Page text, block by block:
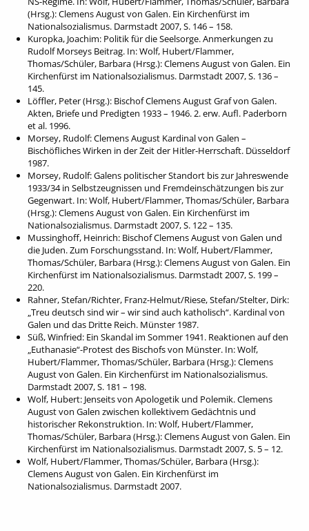
(Hrsg.): Clemens August von Galen. Ein Kirchenfürst im
Nationalsozialismus. Darmstadt 2007, S. 146 – 158.
Kuropka, Joachim: Politik für die Seelsorge. Anmerkungen zu
Rudolf Morseys Beitrag. In: Wolf, Hubert/Flammer,
Thomas/Schüler, Barbara (Hrsg.): Clemens August von Galen. Ein
Kirchenfürst im Nationalsozialismus. Darmstadt 2007, S. 136 –
145.
Löffler, Peter (Hrsg.): Bischof Clemens August Graf von Galen.
Akten, Briefe und Predigten 1933 – 1946. 2. erw. Aufl. Paderborn
et al. 1996.
Morsey, Rudolf: Clemens August Kardinal von Galen –
Bischöfliches Wirken in der Zeit der Hitler-Herrschaft. Düsseldorf
1987.
Morsey, Rudolf: Galens politischer Standort bis zur Jahreswende
1933/34 in Selbstzeugnissen und Fremdeinschätzungen bis zur
Gegenwart. In: Wolf, Hubert/Flammer, Thomas/Schüler, Barbara
(Hrsg.): Clemens August von Galen. Ein Kirchenfürst im
Nationalsozialismus. Darmstadt 2007, S. 122 – 135.
Mussinghoff, Heinrich: Bischof Clemens August von Galen und
die Juden. Zum Forschungsstand. In: Wolf, Hubert/Flammer,
Thomas/Schüler, Barbara (Hrsg.): Clemens August von Galen. Ein
Kirchenfürst im Nationalsozialismus. Darmstadt 2007, S. 199 –
220.
Rahner, Stefan/Richter, Franz-Helmut/Riese, Stefan/Stelter, Dirk:
„Treu deutsch sind wir – wir sind auch katholisch“. Kardinal von
Galen und das Dritte Reich. Münster 1987.
Süß, Winfried: Ein Skandal im Sommer 1941. Reaktionen auf den
„Euthanasie“-Protest des Bischofs von Münster. In: Wolf,
Hubert/Flammer, Thomas/Schüler, Barbara (Hrsg.): Clemens
August von Galen. Ein Kirchenfürst im Nationalsozialismus.
Darmstadt 2007, S. 181 – 198.
Wolf, Hubert: Jenseits von Apologetik und Polemik. Clemens
August von Galen zwischen kollektivem Gedächtnis und
historischer Rekonstruktion. In: Wolf, Hubert/Flammer,
Thomas/Schüler, Barbara (Hrsg.): Clemens August von Galen. Ein
Kirchenfürst im Nationalsozialismus. Darmstadt 2007, S. 5 – 12.
Wolf, Hubert/Flammer, Thomas/Schüler, Barbara (Hrsg.):
Clemens August von Galen. Ein Kirchenfürst im
Nationalsozialismus. Darmstadt 2007.